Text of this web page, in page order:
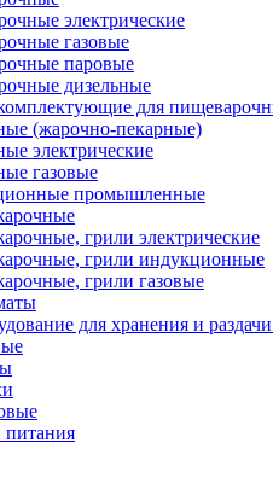
электрические
газовые
паровые
дизельные
для
(жарочно-пекарные)
электрические
газовые
промышленные
грили электрические
грили индукционные
грили газовые
для хранения и
питания